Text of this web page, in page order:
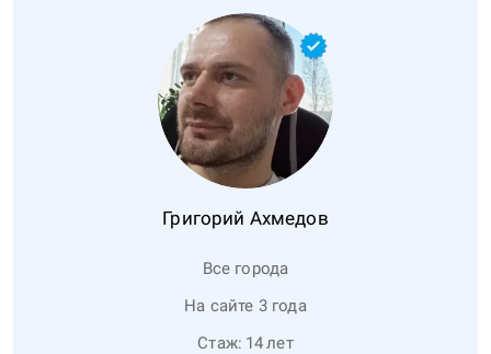
Григорий Ахмедов
Все города
На сайте 3 года
Стаж: 14лет